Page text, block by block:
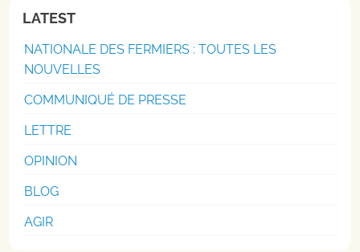
LATEST
NATIONALE DES FERMIERS : TOUTES LES
NOUVELLES
COMMUNIQUÉ DE PRESSE
LETTRE
OPINION
BLOG
AGIR